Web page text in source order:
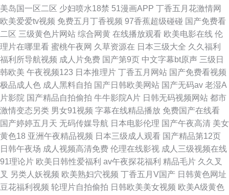
美岛国一区二区 少妇喷水18禁 51漫画APP 丁香五月花激情网
欧美爱爱tv视频 免费五月丁香视频 97香蕉超级碰碰 国产免费看
二区 三级黄色片网站 综合网黄 在线播放观看 欧美电影在线 伦
理片在哪里看 蜜桃午夜网 久草资源在 日本三级大全 久久福利
福利所导航视频 成人片免费 国产第9页 中文字幕bt原声 三级日
韩欧美 午夜视频123 日本推理片 丁香五月网站 国产免费看视频
极品成人色 成人黑料自拍 国产日韩欧美网站 国产无码av 老湿A
片影院 国产精品自拍偷拍 牛牛影院A片 日韩无码视频网站 都市
激情变态另类 男女91视频 字幕在线精品播放 免费国产在线看
国产婷婷五月天 无码传媒导航 日本电影伦理 国产午夜高清 美女
黄色18 亚洲午夜精品视频 日本三级成人观看 国产精品第12页
日韩午夜场 成人视频高清免费 伦理在线影视 成人三级视频在线
91理论片 欧美日韩性爱福利 av午夜探花福利 精品毛片 久久叉
叉 另类人妖视频 欧美熟妇穴视频 丁香五月V国产 日韩黄色网址
豆花福利视频 轮理片自拍偷拍 日韩欧美美女视频 欧美A级黄色